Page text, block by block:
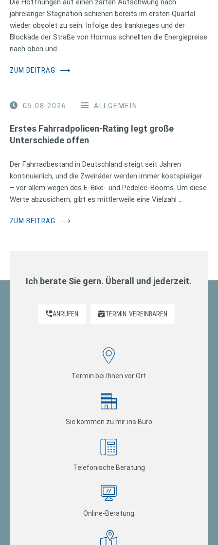
Die Hoffnungen auf einen zarten Aufschwung nach
jahrelanger Stagnation schienen bereits im ersten Quartal
wieder obsolet zu sein. Infolge des Irankrieges und der
Blockade der Straße von Hormus schnellten die Energiepreise
nach oben und …
ZUM BEITRAG ⟶
05.08.2026 ALLGEMEIN
Erstes Fahrradpolicen-Rating legt große
Unterschiede offen
Der Fahrradbestand in Deutschland steigt seit Jahren
kontinuierlich, und die Zweiräder werden immer kostspieliger
– vor allem wegen des E-Bike- und Pedelec-Booms. Um diese
Werte abzusichern, gibt es mittlerweile eine Vielzahl …
ZUM BEITRAG ⟶
Ich berate Sie gern. Überall und jederzeit.
ANRUFEN TERMIN VEREINBAREN
Termin bei Ihnen vor Ort
Sie kommen zu mir ins Büro
Telefonische Beratung
Online-Beratung